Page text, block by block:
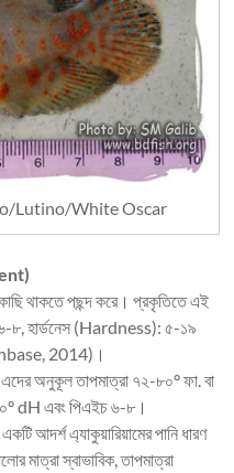
Lutino/White Oscar
থাকতে পছন্দ করে। প্রকৃতিতে এই
৮, হার্ডনেস (Hardness): ৫-১৯
2014)।
অনুকূল তাপমাত্রা ৭২-৮০° ফা. বা
dH এবং পিএইচ ৬-৮।
আদর্শ এ্যাকুয়ারিয়ামের পানি ধারণ
মাত্রা স্বাভাবিক, তাপমাত্রা